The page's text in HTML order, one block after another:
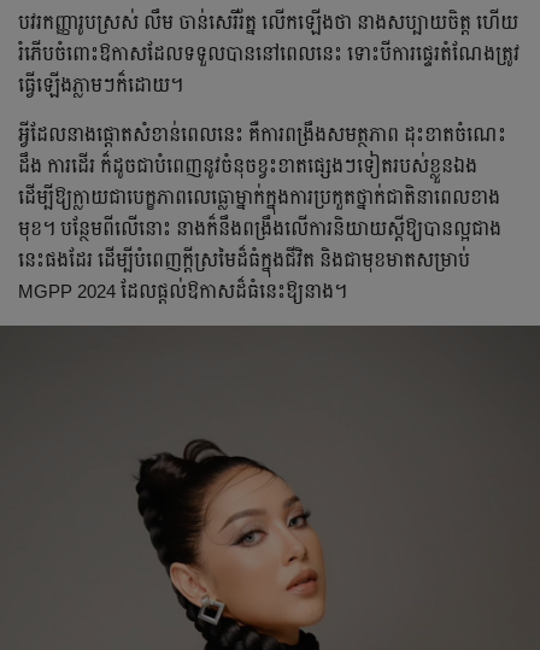
បវរកញ្ញារូបស្រស់ លឹម ចាន់សេរីរ័ត្ន លើកឡើងថា នាងសប្បាយចិត្ត ហើយ
រំភើបចំពោះឱកាសដែលទទួលបាននៅពេលនេះ ទោះបីការផ្ទេរតំណែងត្រូវ
ធ្វើឡើងភ្លាមៗក៏ដោយ។
អ្វីដែលនាងផ្តោតសំខាន់ពេលនេះ គឺការពង្រឹងសមត្ថភាព ដុះខាតចំណេះ
ដឹង ការដើរ ក៏ដូចជាបំពេញនូវចំនុចខ្វះខាតផ្សេងៗទៀតរបស់ខ្លួនឯង
ដើម្បីឱ្យក្លាយជាបេក្ខភាពលេធ្លោម្នាក់ក្នុងការប្រកួតថ្នាក់ជាតិនាពេលខាង
មុខ។ បន្ថែមពីលើនោះ នាងក៏នឹងពង្រឹងលើការនិយាយស្តីឱ្យបានល្អជាង
នេះផងដែរ ដើម្បីបំពេញក្តីស្រមៃដ៏ធំក្នុងជីវិត និងជាមុខមាតសម្រាប់
MGPP 2024 ដែលផ្តល់ឱកាសដ៏ធំនេះឱ្យនាង។